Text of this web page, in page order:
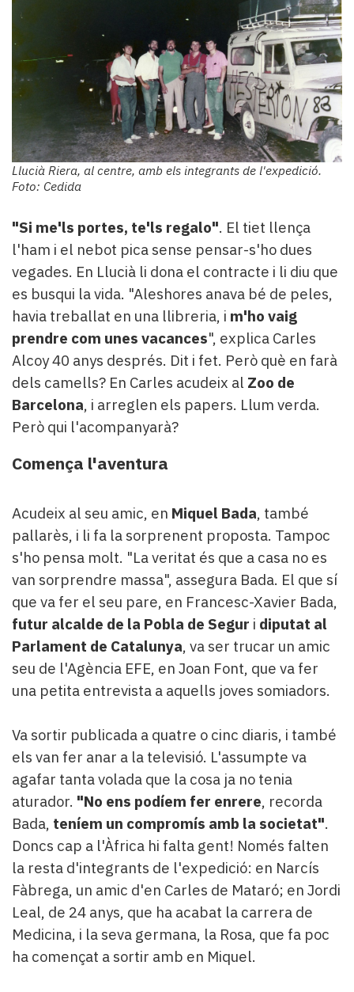
Llucià Riera, al centre, amb els integrants de l'expedició.
Foto: Cedida
"Si me'ls portes, te'ls regalo". El tiet llença
l'ham i el nebot pica sense pensar-s'ho dues
vegades. En Llucià li dona el contracte i li diu que
es busqui la vida. "Aleshores anava bé de peles,
havia treballat en una llibreria, i m'ho vaig
prendre com unes vacances", explica Carles
Alcoy 40 anys després. Dit i fet. Però què en farà
dels camells? En Carles acudeix al Zoo de
Barcelona, i arreglen els papers. Llum verda.
Però qui l'acompanyarà?
Comença l'aventura
Acudeix al seu amic, en Miquel Bada, també
pallarès, i li fa la sorprenent proposta. Tampoc
s'ho pensa molt. "La veritat és que a casa no es
van sorprendre massa", assegura Bada. El que sí
que va fer el seu pare, en Francesc-Xavier Bada,
futur alcalde de la Pobla de Segur i diputat al
Parlament de Catalunya, va ser trucar un amic
seu de l'Agència EFE, en Joan Font, que va fer
una petita entrevista a aquells joves somiadors.
Va sortir publicada a quatre o cinc diaris, i també
els van fer anar a la televisió. L'assumpte va
agafar tanta volada que la cosa ja no tenia
aturador. "No ens podíem fer enrere, recorda
Bada, teníem un compromís amb la societat".
Doncs cap a l'Àfrica hi falta gent! Només falten
la resta d'integrants de l'expedició: en Narcís
Fàbrega, un amic d'en Carles de Mataró; en Jordi
Leal, de 24 anys, que ha acabat la carrera de
Medicina, i la seva germana, la Rosa, que fa poc
ha començat a sortir amb en Miquel.